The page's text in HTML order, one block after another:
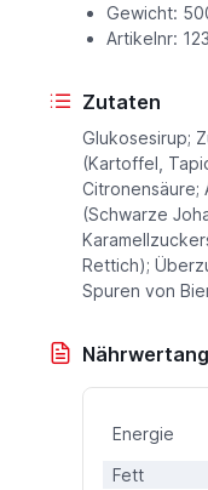
Gewicht:
Artikelnr:
Zutaten
Glukosesirup;
(Kartoffel,
Citronensäure;
(Schwarze
Rettich);
Spuren von
Energie
Fett